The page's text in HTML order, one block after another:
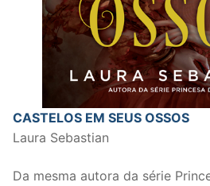
CASTELOS EM SEUS OSSOS
Laura Sebastian
Da mesma autora da série